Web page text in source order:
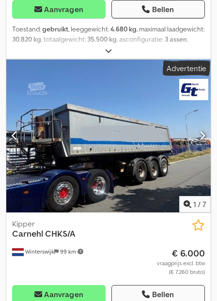
Aanvragen Bellen
Toestand:gebruikt, leeggewicht:4.680 kg, maximaal laadgewicht:
30.820 kg , totaalgewicht: 35.500 kg , asconfiguratie: 3 assen
, laadruimte lengte:
laadruimtebreedte:2.330 mm, laadruimtehoogte:1.600 mm,
, totale breedte:
, kleur:
, kilometerstand:
, Voertuiglocatie:
Bovenden, aluminium opbouw, lichtmetalen velgen, 3 assen, SAF-
assen, luchtgeveerd, 1e as liftbaar, ABS (antiblokkeersysteem),
loopbordes, klep, zijbescherming. Opbouw: volledig aluminium
kuip ca. 26m³, stalen vloer in het laatste derde deel van de kuip, 3x
9t SAF-assen, schijfremmen, 1e as liftbaar! Accessoire-informatie
zonder garantie, wijzigingen, tussentijdse verkoop en fouten
voorbehouden! Cedpfxeyaai Ds Ag Ijha
Advertentie
1 / 7
Winterswijk 99 km
Kipper
CarnehlCHKS/A
€ 6.000
vraagprijs excl. btw
(€ 7.260 bruto)
Aanvragen Bellen